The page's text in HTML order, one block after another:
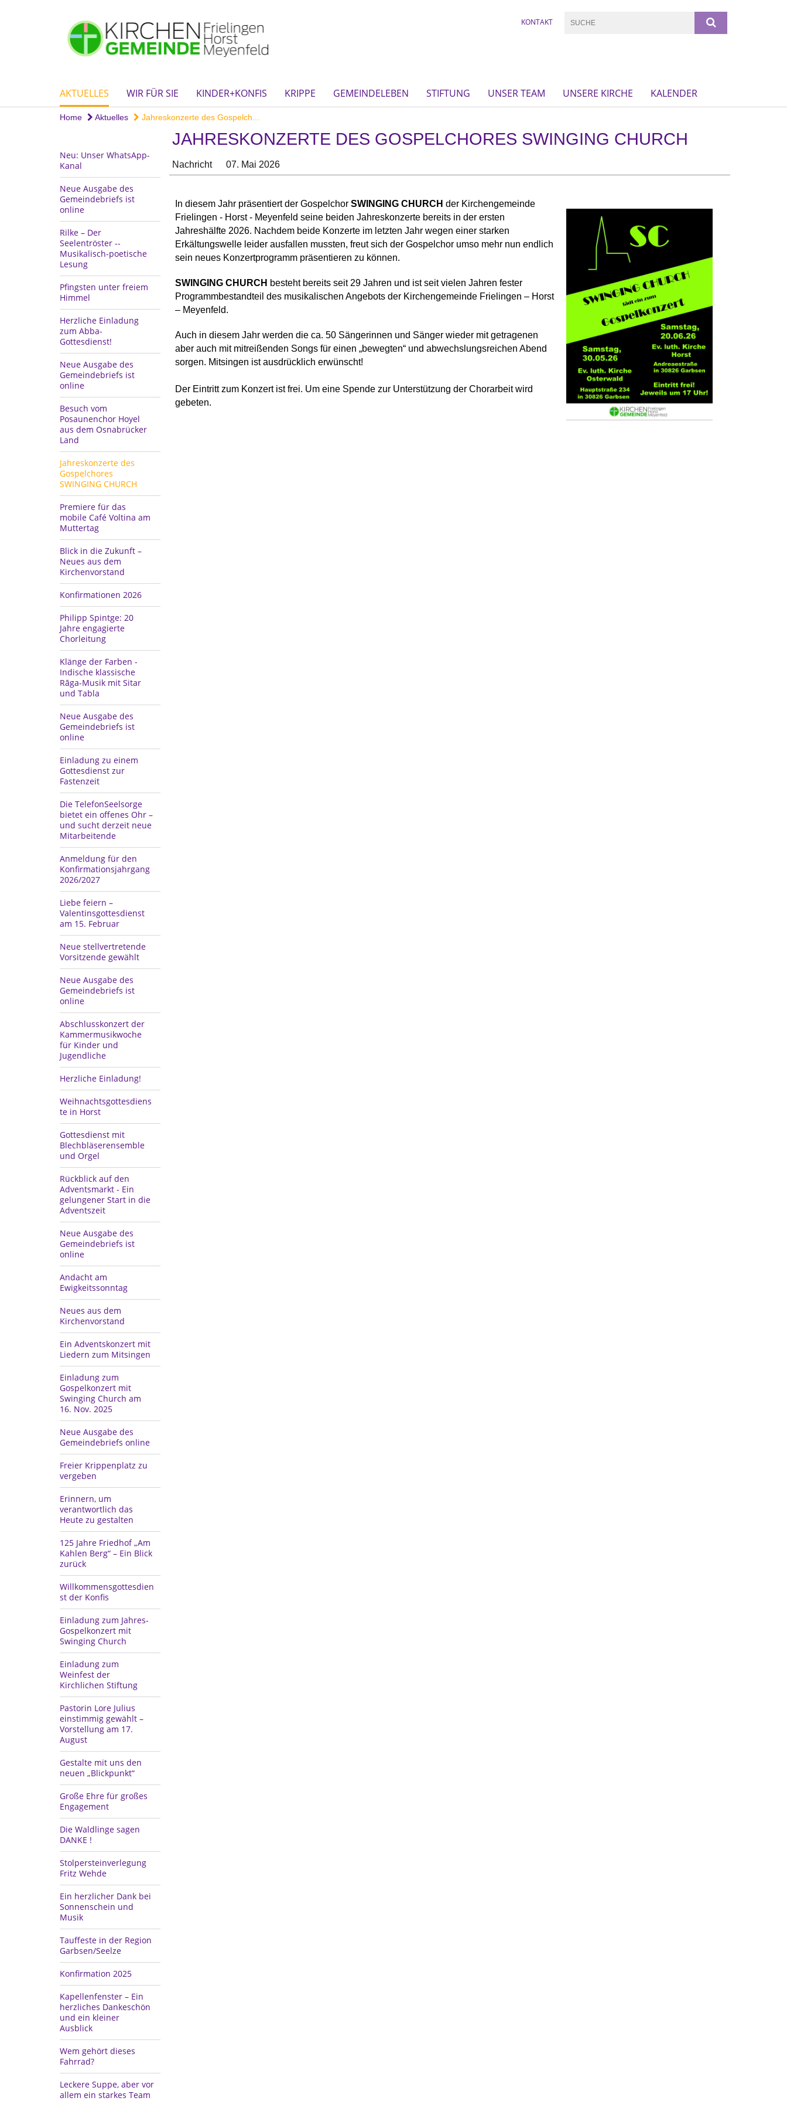
KONTAKT
AKTUELLES WIR FÜR SIE KINDER+KONFIS KRIPPE GEMEINDELEBEN STIFTUNG UNSER TEAM UNSERE KIRCHE KALENDER
Home Aktuelles Jahreskonzerte des Gospelch...
Neu: Unser WhatsApp-
Kanal
Neue Ausgabe des
Gemeindebriefs ist
online
Rilke – Der
Seelentröster --
Musikalisch-poetische
Lesung
Pfingsten unter freiem
Himmel
Herzliche Einladung
zum Abba-
Gottesdienst!
Neue Ausgabe des
Gemeindebriefs ist
online
Besuch vom
Posaunenchor Hoyel
aus dem Osnabrücker
Land
Jahreskonzerte des
Gospelchores
SWINGING CHURCH
Premiere für das
mobile Café Voltina am
Muttertag
Blick in die Zukunft –
Neues aus dem
Kirchenvorstand
Konfirmationen 2026
Philipp Spintge: 20
Jahre engagierte
Chorleitung
Klänge der Farben -
Indische klassische
Rāga-Musik mit Sitar
und Tabla
Neue Ausgabe des
Gemeindebriefs ist
online
Einladung zu einem
Gottesdienst zur
Fastenzeit
Die TelefonSeelsorge
bietet ein offenes Ohr –
und sucht derzeit neue
Mitarbeitende
Anmeldung für den
Konfirmationsjahrgang
2026/2027
Liebe feiern –
Valentinsgottesdienst
am 15. Februar
Neue stellvertretende
Vorsitzende gewählt
Neue Ausgabe des
Gemeindebriefs ist
online
Abschlusskonzert der
Kammermusikwoche
für Kinder und
Jugendliche
Herzliche Einladung!
Weihnachtsgottesdiens
te in Horst
Gottesdienst mit
Blechbläserensemble
und Orgel
Rückblick auf den
Adventsmarkt - Ein
gelungener Start in die
Adventszeit
Neue Ausgabe des
Gemeindebriefs ist
online
Andacht am
Ewigkeitssonntag
Neues aus dem
Kirchenvorstand
Ein Adventskonzert mit
Liedern zum Mitsingen
Einladung zum
Gospelkonzert mit
Swinging Church am
16. Nov. 2025
Neue Ausgabe des
Gemeindebriefs online
Freier Krippenplatz zu
vergeben
Erinnern, um
verantwortlich das
Heute zu gestalten
125 Jahre Friedhof „Am
Kahlen Berg“ – Ein Blick
zurück
Willkommensgottesdien
st der Konfis
Einladung zum Jahres-
Gospelkonzert mit
Swinging Church
Einladung zum
Weinfest der
Kirchlichen Stiftung
Pastorin Lore Julius
einstimmig gewählt –
Vorstellung am 17.
August
Gestalte mit uns den
neuen „Blickpunkt“
Große Ehre für großes
Engagement
Die Waldlinge sagen
DANKE !
Stolpersteinverlegung
Fritz Wehde
Ein herzlicher Dank bei
Sonnenschein und
Musik
Tauffeste in der Region
Garbsen/Seelze
Konfirmation 2025
Kapellenfenster – Ein
herzliches Dankeschön
und ein kleiner
Ausblick
Wem gehört dieses
Fahrrad?
Leckere Suppe, aber vor
allem ein starkes Team
JAHRESKONZERTE DES GOSPELCHORES SWINGING CHURCH
Nachricht 07. Mai 2026
In diesem Jahr präsentiert der Gospelchor SWINGING CHURCH der Kirchengemeinde
Frielingen - Horst - Meyenfeld seine beiden Jahreskonzerte bereits in der ersten
Jahreshälfte 2026. Nachdem beide Konzerte im letzten Jahr wegen einer starken
Erkältungswelle leider ausfallen mussten, freut sich der Gospelchor umso mehr nun endlich
sein neues Konzertprogramm präsentieren zu können.
SWINGING CHURCH besteht bereits seit 29 Jahren und ist seit vielen Jahren fester
Programmbestandteil des musikalischen Angebots der Kirchengemeinde Frielingen – Horst
– Meyenfeld.
Auch in diesem Jahr werden die ca. 50 Sängerinnen und Sänger wieder mit getragenen
aber auch mit mitreißenden Songs für einen „bewegten“ und abwechslungsreichen Abend
sorgen. Mitsingen ist ausdrücklich erwünscht!
Der Eintritt zum Konzert ist frei. Um eine Spende zur Unterstützung der Chorarbeit wird
gebeten.